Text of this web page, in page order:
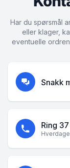
Har du spørsmål
eller klager,
eventuelle
Snakk
Ring